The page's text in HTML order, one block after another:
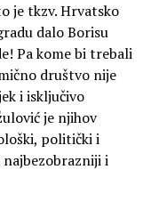
je tkzv. Hrvatsko
dalo Borisu
Pa kome bi trebali
društvo nije
i isključivo
je njihov
politički i
i